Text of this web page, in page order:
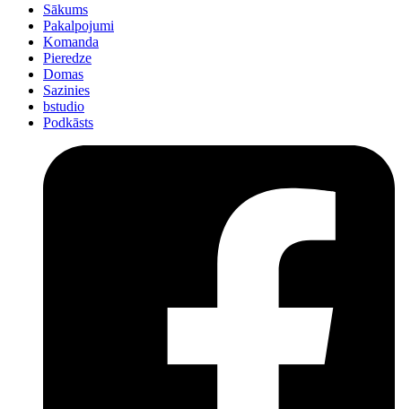
Sākums
Pakalpojumi
Komanda
Pieredze
Domas
Sazinies
bstudio
Podkāsts